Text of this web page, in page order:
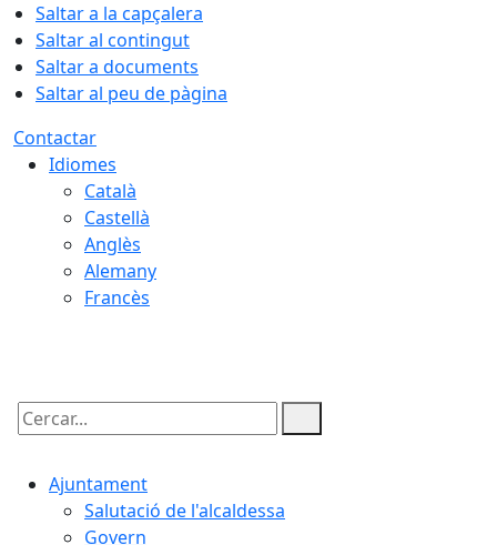
Saltar a la capçalera
Saltar al contingut
Saltar a documents
Saltar al peu de pàgina
Contactar
Idiomes
Català
Castellà
Anglès
Alemany
Francès
Cercar:
Ajuntament
Salutació de l'alcaldessa
Govern